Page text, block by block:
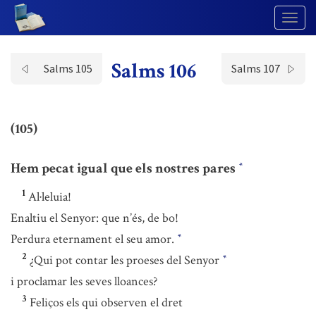
Salms 105 Salms 106 Salms 107
(105)
Hem pecat igual que els nostres pares *
1 Al·leluia!
Enaltiu el Senyor: que n’és, de bo!
Perdura eternament el seu amor. *
2 ¿Qui pot contar les proeses del Senyor *
i proclamar les seves lloances?
3 Feliços els qui observen el dret